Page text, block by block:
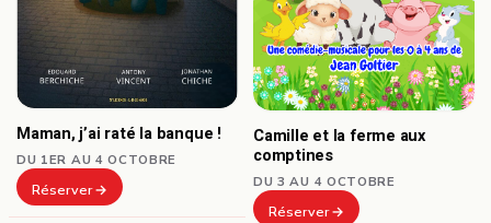
Maman, j’ai raté la banque !
DU 1ER AU 4 OCTOBRE
Réserver
Camille et la ferme aux
comptines
DU 3 AU 4 OCTOBRE
Réserver